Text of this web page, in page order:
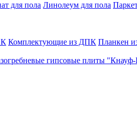
для пола Линолеум для пола
Комплектующие из ДПК Планкен
гипсовые плиты "Кнауф-